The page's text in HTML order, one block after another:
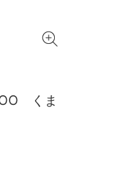
くま